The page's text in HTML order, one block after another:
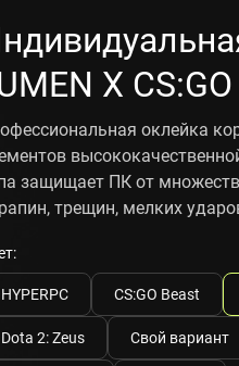
X
оклейка
защищает ПК от
трещин, мелких
HYPERPC
CS:GO Beast
Dota 2: Zeus Свой вариант